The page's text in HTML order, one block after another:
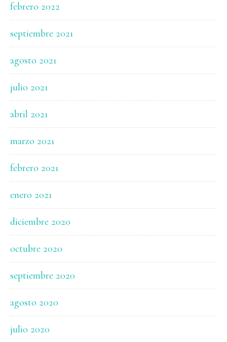
febrero 2022
septiembre 2021
agosto 2021
julio 2021
abril 2021
marzo 2021
febrero 2021
enero 2021
diciembre 2020
octubre 2020
septiembre 2020
agosto 2020
julio 2020